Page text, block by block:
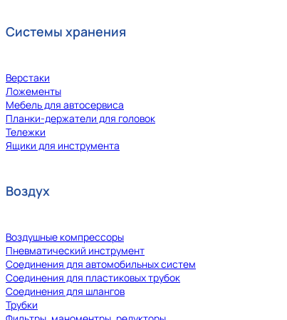
Системы хранения
Верстаки
Ложементы
Мебель для автосервиса
Планки-держатели для головок
Тележки
Ящики для инструмента
Воздух
Воздушные компрессоры
Пневматический инструмент
Соединения для автомобильных систем
Соединения для пластиковых трубок
Соединения для шлангов
Трубки